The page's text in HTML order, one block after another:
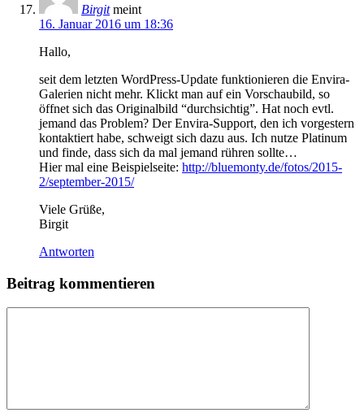
Birgit meint
16. Januar 2016 um 18:36
Hallo,
seit dem letzten WordPress-Update funktionieren die Envira-
Galerien nicht mehr. Klickt man auf ein Vorschaubild, so
öffnet sich das Originalbild “durchsichtig”. Hat noch evtl.
jemand das Problem? Der Envira-Support, den ich vorgestern
kontaktiert habe, schweigt sich dazu aus. Ich nutze Platinum
und finde, dass sich da mal jemand rühren sollte…
Hier mal eine Beispielseite: http://bluemonty.de/fotos/2015-
2/september-2015/
Viele Grüße,
Birgit
Antworten
Beitrag kommentieren